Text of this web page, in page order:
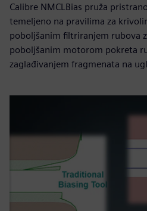
Calibre NMCLBias pruža
temeljeno na pravilima za
poboljšanim filtriranjem rubova
poboljšanim motorom pokreta
zaglađivanjem fragmenata na